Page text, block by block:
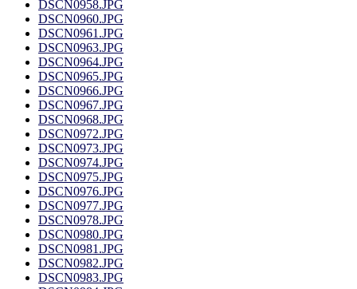
DSCN0958.JPG
DSCN0960.JPG
DSCN0961.JPG
DSCN0963.JPG
DSCN0964.JPG
DSCN0965.JPG
DSCN0966.JPG
DSCN0967.JPG
DSCN0968.JPG
DSCN0972.JPG
DSCN0973.JPG
DSCN0974.JPG
DSCN0975.JPG
DSCN0976.JPG
DSCN0977.JPG
DSCN0978.JPG
DSCN0980.JPG
DSCN0981.JPG
DSCN0982.JPG
DSCN0983.JPG